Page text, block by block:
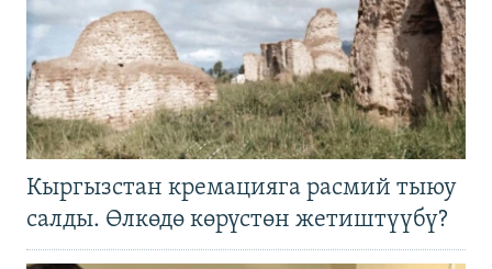
Кыргызстан кремацияга расмий тыюу
салды. Өлкөдө көрүстөн жетиштүүбү?